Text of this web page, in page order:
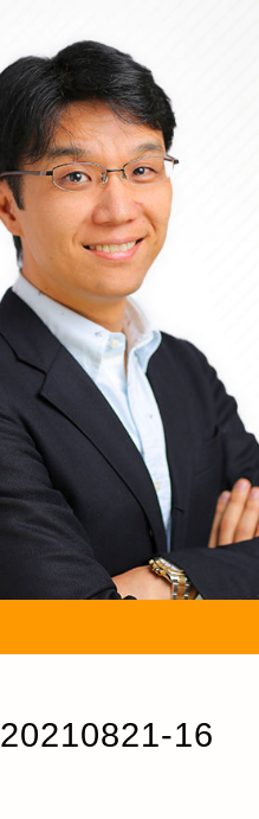
20210821-16